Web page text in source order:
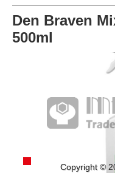
Den Braven
500ml
Copyright ©